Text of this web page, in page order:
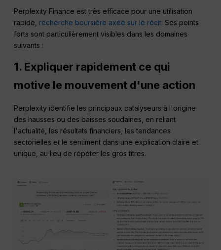
Perplexity Finance est très efficace pour une utilisation
rapide, recherche boursière axée sur le récit.Ses points
forts sont particulièrement visibles dans les domaines
suivants :
1. Expliquer rapidement ce qui
motive le mouvement d'une action
Perplexity identifie les principaux catalyseurs à l'origine
des hausses ou des baisses soudaines, en reliant
l'actualité, les résultats financiers, les tendances
sectorielles et le sentiment dans une explication claire et
unique, au lieu de répéter les gros titres.